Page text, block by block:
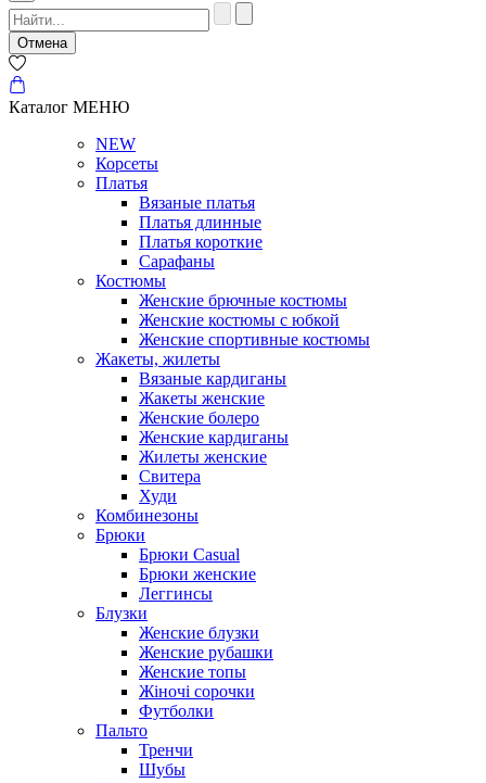
Отмена
Каталог МЕНЮ
NEW
Корсеты
Платья
Вязаные платья
Платья длинные
Платья короткие
Сарафаны
Костюмы
Женские брючные костюмы
Женские костюмы с юбкой
Женские спортивные костюмы
Жакеты, жилеты
Вязаные кардиганы
Жакеты женские
Женские болеро
Женские кардиганы
Жилеты женские
Свитера
Худи
Комбинезоны
Брюки
Брюки Casual
Брюки женские
Леггинсы
Блузки
Женские блузки
Женские рубашки
Женские топы
Жіночі сорочки
Футболки
Пальто
Тренчи
Шубы